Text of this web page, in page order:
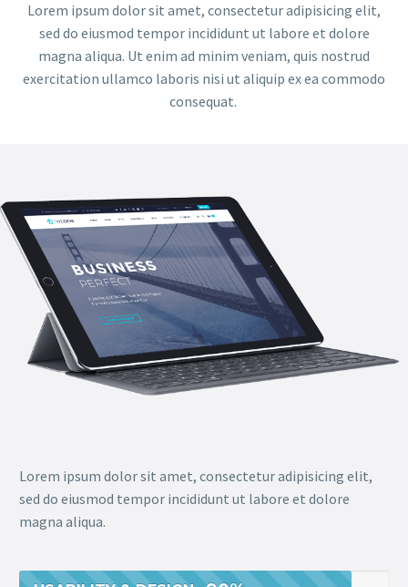
Lorem ipsum dolor sit amet, consectetur adipisicing elit,
sed do eiusmod tempor incididunt ut labore et dolore
magna aliqua. Ut enim ad minim veniam, quis nostrud
exercitation ullamco laboris nisi ut aliquip ex ea commodo
consequat.
Lorem ipsum dolor sit amet, consectetur adipisicing elit,
sed do eiusmod tempor incididunt ut labore et dolore
magna aliqua.